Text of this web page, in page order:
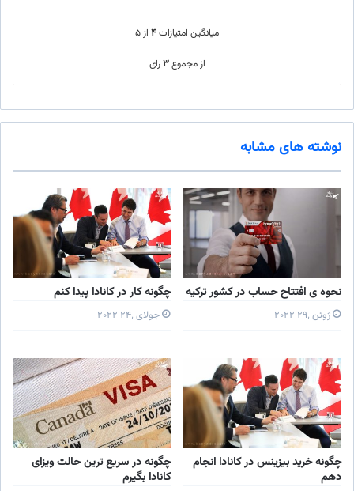
میانگین امتیازات۴ از ۵
از مجموع۳رای
نوشته های مشابه
نحوه ی افتتاح حساب در کشور ترکیه
ژوئن ۲۹٬ ۲۰۲۲
چگونه کار در کانادا پیدا کنم
جولای ۲۴٬ ۲۰۲۲
چگونه خرید بیزینس در کانادا انجام
دهم
چگونه در سریع ترین حالت ویزای
کانادا بگیرم